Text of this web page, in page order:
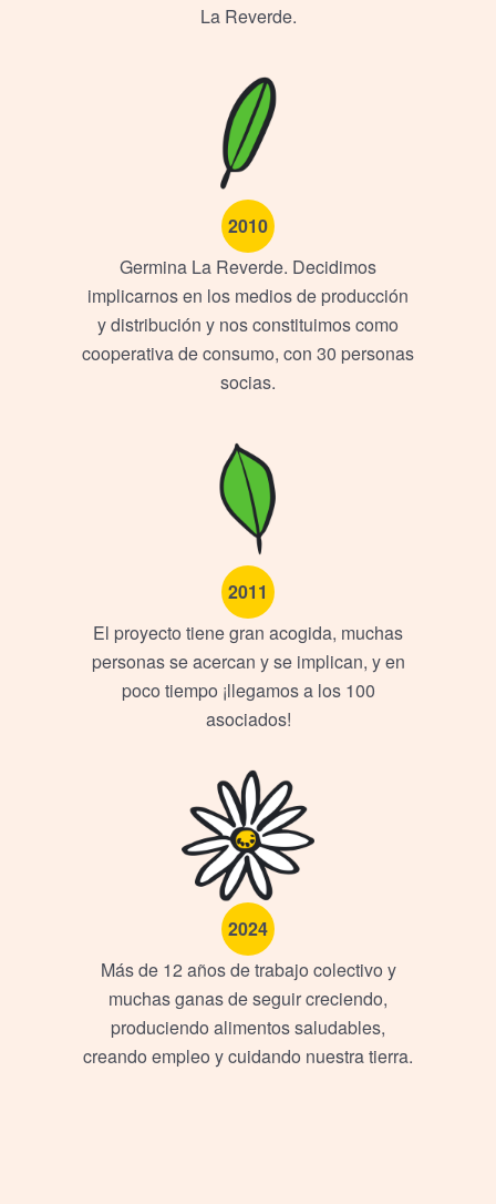
La Reverde.
2010
Germina La Reverde. Decidimos
implicarnos en los medios de producción
y distribución y nos constituimos como
cooperativa de consumo, con 30 personas
socias.
2011
El proyecto tiene gran acogida, muchas
personas se acercan y se implican, y en
poco tiempo ¡llegamos a los 100
asociados!
2024
Más de 12 años de trabajo colectivo y
muchas ganas de seguir creciendo,
produciendo alimentos saludables,
creando empleo y cuidando nuestra tierra.